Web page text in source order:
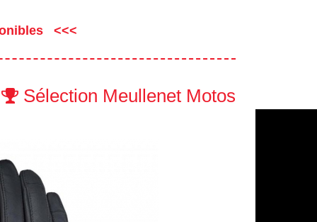
Sélection Meullenet Motos